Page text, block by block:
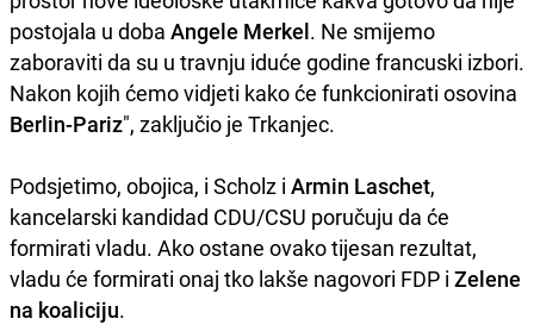
postojala u doba Angele Merkel. Ne smijemo
zaboraviti da su u travnju iduće godine francuski izbori.
Nakon kojih ćemo vidjeti kako će funkcionirati osovina
Berlin-Pariz", zaključio je Trkanjec.
Podsjetimo, obojica, i Scholz i Armin Laschet,
kancelarski kandidad CDU/CSU poručuju da će
formirati vladu. Ako ostane ovako tijesan rezultat,
vladu će formirati onaj tko lakše nagovori FDP i Zelene
na koaliciju.